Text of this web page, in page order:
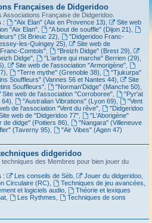
Françaises de Didgeridoo
Associations Française de Didgeridoo.
:
"Aix Elan" (Aix en Provence 13)
Site web
"Aix Elan"
"A bout de souffle" (Dijon 21)
(St Brieuc 22)
"Didgeridoo Franc-
les-Quingey 25)
Site web de
Comtois"
"Breizh Didge" (Brest 29)
Didge"
"L'arbre qui marche" Berrien (29)
Site web de l'association "Armorigène",
"Terre mythe" (Grenoble 38)
"Tjukurpa"
Souffleurs" (Vannes 56 et Nantes 44)
Site
Souffleurs"
"Norman'Didge" (Manche 50)
Site web de l'association "Corroboree",
"Pyr'at
64)
"Australian Vibrations" (Lyon 69)
"Vent
de l'association "Vent du rêve",
"Didgeridoo
web de "Didgeridoo 77",
"L'Aborigène"
de didge" (Poitiers 86)
"Nangara" (Villeneuve
(Taverny 95)
"Air Vibes" (Agen 47)
didgeridoo
techniques des Membres pour bien jouer du
:
Les conseils de Séb, Jouer du didgeridoo,
Circulaire (RC)
Techniques de jeu avancées
et logiciels audio,
Théorie et lexiques
, Les Rythmes
Techniques de sons